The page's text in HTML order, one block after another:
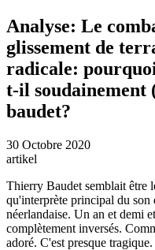
Analyse: Le
glissement de
radicale:
t-il soudainement
baudet?
30 Octobre 2020
artikel
Thierry Baudet semblait être
qu'interprète principal du
néerlandaise. Un an et demi
complètement inversés.
adoré. C'est presque